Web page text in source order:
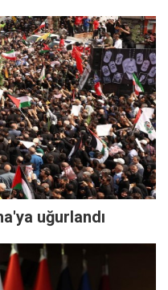
uğurlandı